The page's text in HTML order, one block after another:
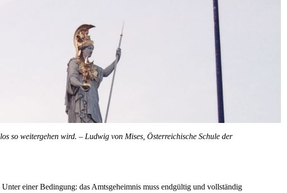
so weitergehen wird. – Ludwig von Mises, Österreichische Schule der
einer Bedingung: das Amtsgeheimnis muss endgültig und vollständig